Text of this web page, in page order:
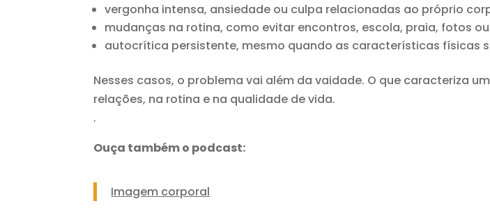
vergonha intensa, ansiedade ou culpa relacionadas ao próprio
mudanças na rotina, como evitar encontros, escola, praia, fotos
autocrítica persistente, mesmo quando as características físicas
Nesses casos, o problema vai além da vaidade. O que caracteriza
relações, na rotina e na qualidade de vida.
.
Ouça também o podcast:
Imagem corporal